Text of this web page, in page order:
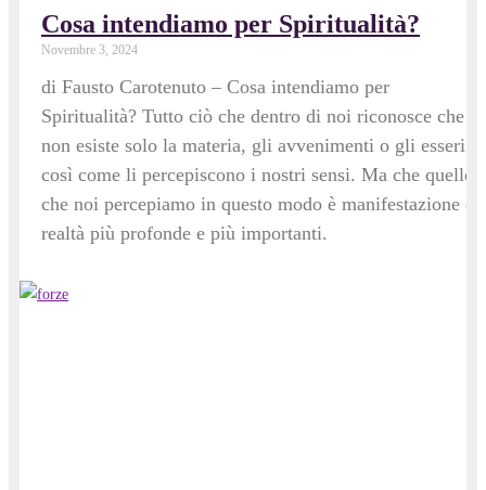
Cosa intendiamo per Spiritualità?
Novembre 3, 2024
di Fausto Carotenuto – Cosa intendiamo per
Spiritualità? Tutto ciò che dentro di noi riconosce che
non esiste solo la materia, gli avvenimenti o gli esseri
così come li percepiscono i nostri sensi. Ma che quello
che noi percepiamo in questo modo è manifestazione di
realtà più profonde e più importanti.